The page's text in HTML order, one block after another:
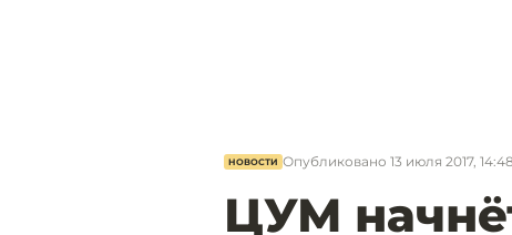
НОВОСТИ Опубликовано 13 июля 2017, 14:48
ЦУМ